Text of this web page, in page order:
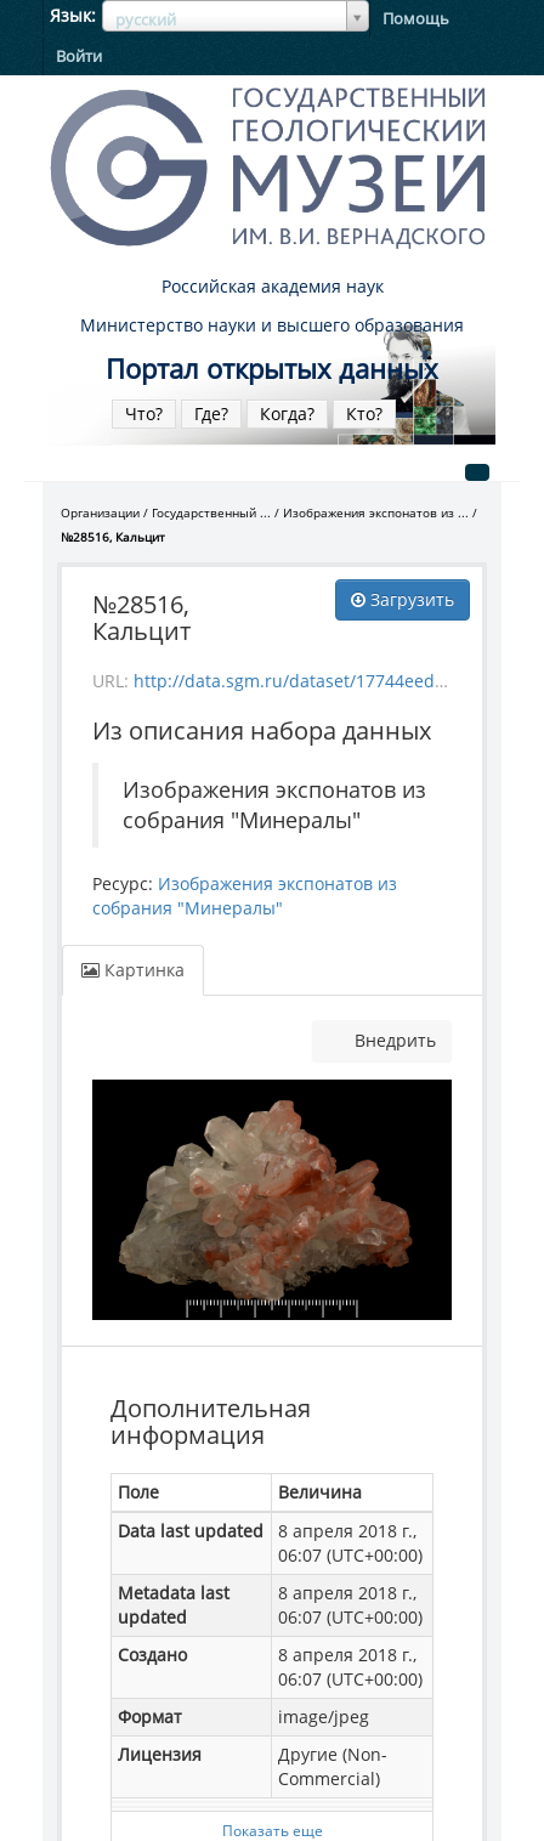
Язык русский
ЯзыкЯзык
Помощь
Войти
Российская академия наук
Министерство науки и высшего образования
Портал открытых данных
Что? Где? Когда? Кто?
Организации Государственный ...
Изображения экспонатов из ...
№28516, Кальцит
Загрузить
№28516,
Кальцит
URL: http://data.sgm.ru/dataset/17744eed-27fa-4a9a-bc72-4e657fa570af/resource/18dc6164-6e81-4acc-b7dd-ad31a3c2a837/download/mineral_28516.jpg
Из описания набора данных
Изображения экспонатов из
собрания "Минералы"
Ресурс: Изображения экспонатов из
собрания "Минералы"
Картинка
Внедрить
Дополнительная
информация
Поле
Величина
Data last updated
8 апреля 2018 г.,
06:07 (UTC+00:00)
Metadata last
updated
8 апреля 2018 г.,
06:07 (UTC+00:00)
Создано
8 апреля 2018 г.,
06:07 (UTC+00:00)
Формат
image/jpeg
Лицензия
Другие (Non-
Commercial)
Показать еще